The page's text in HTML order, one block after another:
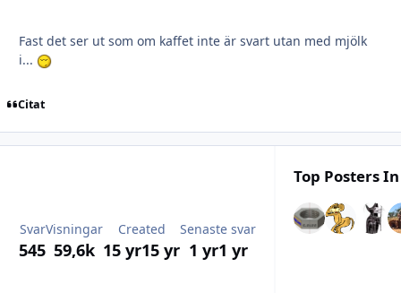
Fast det ser ut som om kaffet inte är svart utan med mjölk
i...
Citat
Svar
545
Visningar
59,6k
Created
15 yr15 yr
Senaste svar
1 yr1 yr
Top Posters